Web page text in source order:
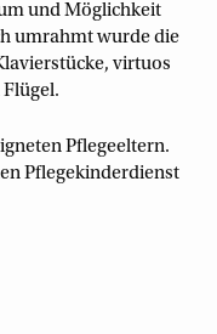
und Möglichkeit
umrahmt wurde die
virtuos
Pflegeeltern.
Pflegekinderdienst